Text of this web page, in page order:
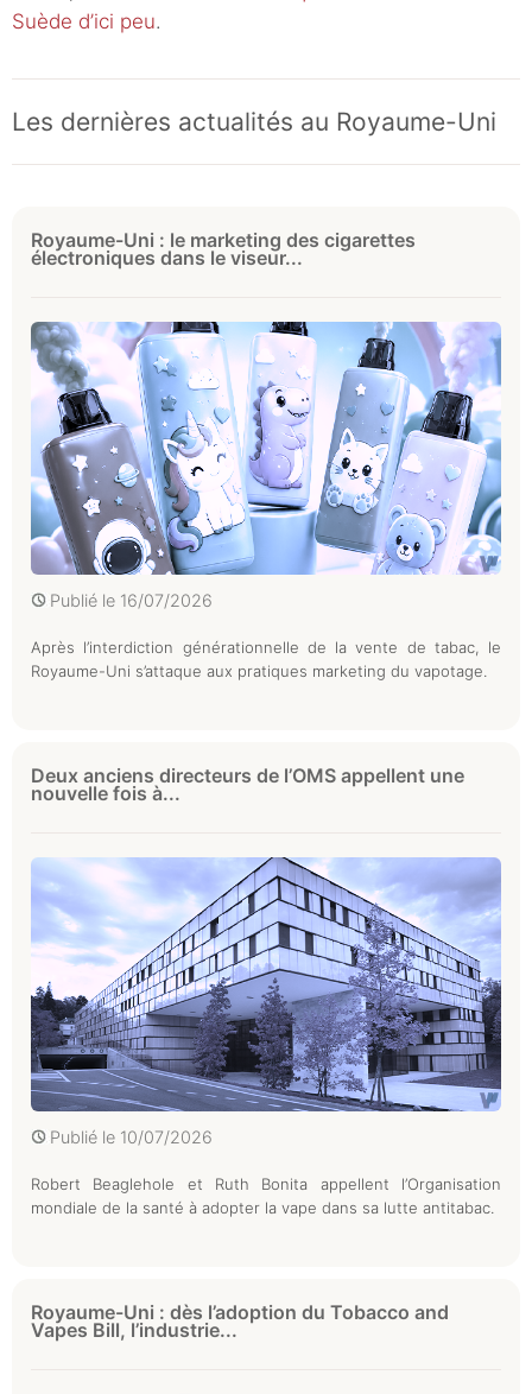
Suède d’ici peu.
Les dernières actualités au Royaume-Uni
Royaume-Uni : le marketing des cigarettes
électroniques dans le viseur...
Publié le 16/07/2026
Après l’interdiction générationnelle de la vente de tabac, le
Royaume-Uni s’attaque aux pratiques marketing du vapotage.
Deux anciens directeurs de l’OMS appellent une
nouvelle fois à...
Publié le 10/07/2026
Robert Beaglehole et Ruth Bonita appellent l’Organisation
mondiale de la santé à adopter la vape dans sa lutte antitabac.
Royaume-Uni : dès l’adoption du Tobacco and
Vapes Bill, l’industrie...